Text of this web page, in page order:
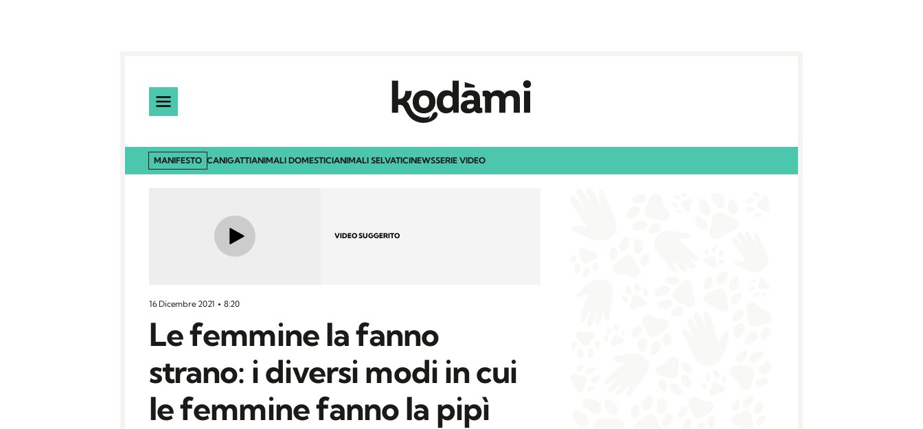
MANIFESTO CANIGATTIANIMALI DOMESTICIANIMALI SELVATICINEWSSERIE VIDEO
VIDEO SUGGERITO
16 Dicembre 2021 8:20
Le femmine la fanno
strano: i diversi modi in cui
le femmine fanno la pipì